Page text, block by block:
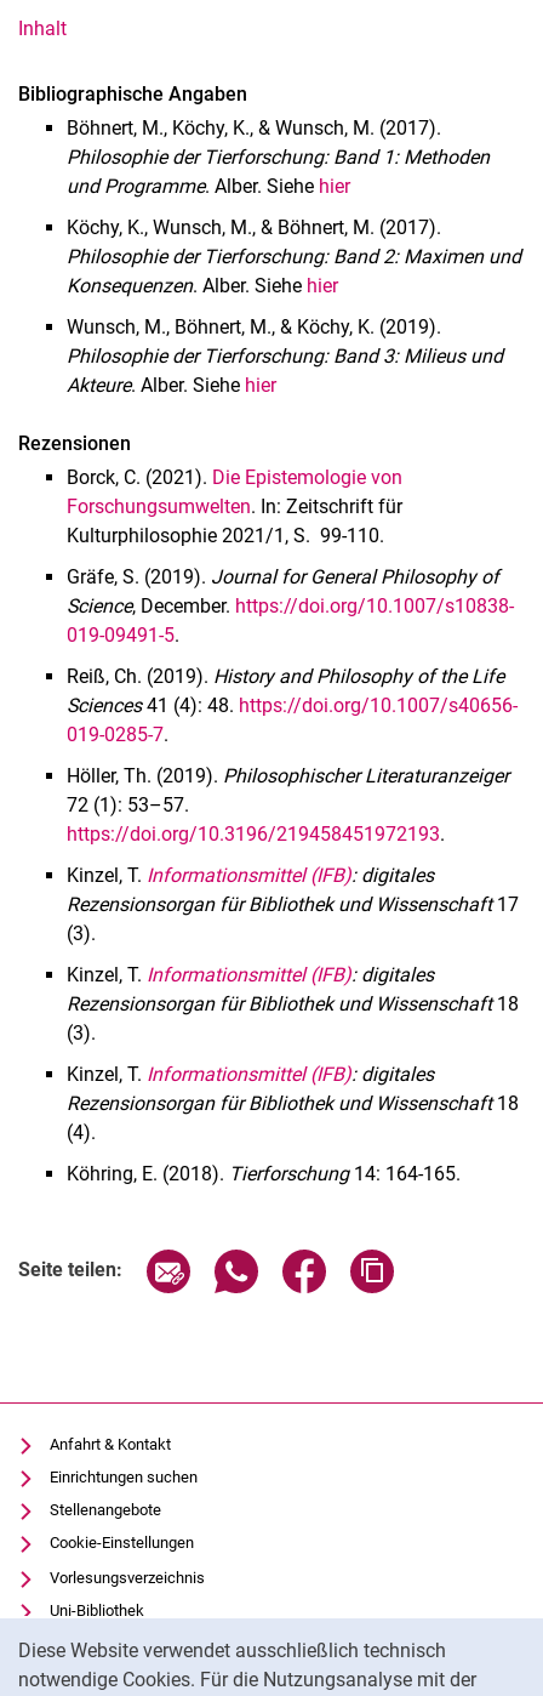
Diese Website verwendet ausschließlich technisch
notwendige Cookies. Für die Nutzungsanalyse mit der
Inhalt
Bibliographische Angaben
Böhnert, M., Köchy, K., & Wunsch, M. (2017).
Philosophie der Tierforschung: Band 1: Methoden
und Programme. Alber. Siehe hier
Köchy, K., Wunsch, M., & Böhnert, M. (2017).
Philosophie der Tierforschung: Band 2: Maximen und
Konsequenzen. Alber. Siehe hier
Wunsch, M., Böhnert, M., & Köchy, K. (2019).
Philosophie der Tierforschung: Band 3: Milieus und
Akteure. Alber. Siehe hier
Rezensionen
Borck, C. (2021). Die Epistemologie von
Forschungsumwelten. In: Zeitschrift für
Kulturphilosophie 2021/1, S. 99-110.
Gräfe, S. (2019). Journal for General Philosophy of
Science, December. https://doi.org/10.1007/s10838-
019-09491-5.
Reiß, Ch. (2019). History and Philosophy of the Life
Sciences41 (4): 48. https://doi.org/10.1007/s40656-
019-0285-7.
Höller, Th. (2019). Philosophischer Literaturanzeiger
72 (1): 53–57.
https://doi.org/10.3196/219458451972193.
Kinzel, T. Informationsmittel (IFB): digitales
Rezensionsorgan für Bibliothek und Wissenschaft17
(3).
Kinzel, T. Informationsmittel (IFB): digitales
Rezensionsorgan für Bibliothek und Wissenschaft18
(3).
Kinzel, T. Informationsmittel (IFB): digitales
Rezensionsorgan für Bibliothek und Wissenschaft18
(4).
Köhring, E. (2018). Tierforschung14: 164-165.
Seite teilen: Seite über E-Mail teilen
Seite über WhatsApp teilen
Seite über Facebook
Anfahrt & Kontakt
Einrichtungen suchen
Stellenangebote
Cookie-Einstellungen
Vorlesungsverzeichnis
Uni-Bibliothek
Moodle
Panopto